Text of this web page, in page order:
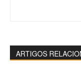
ARTIGOS